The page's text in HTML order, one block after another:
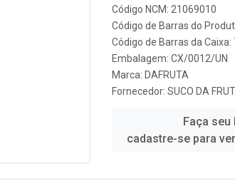
Código NCM: 21069010
Código de Barras do
Código de Barras da
Embalagem: CX/0012/UN
Marca: DAFRUTA
Fornecedor: SUCO DA
Faça seu
cadastre-se para